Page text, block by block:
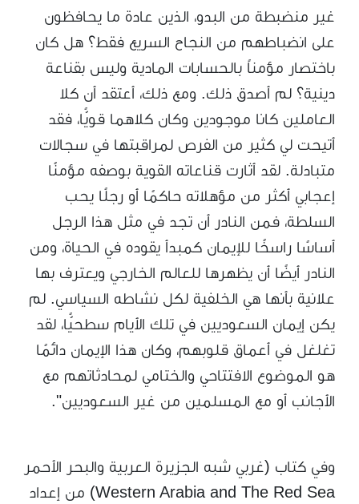
غير منضبطة من البدو، الذين عادة ما يحافظون
على انضباطهم من النجاح السريع فقط؟ هل كان
باختصار مؤمناً بالحسابات المادية وليس بقناعة
دينية؟ لم أصدق ذلك. ومع ذلك، أعتقد أن كلا
العاملين كانا موجودين وكان كلاهما قويًّا، فقد
أتيحت لي كثير من الفرص لمراقبتها في سجالات
متبادلة. لقد أثارت قناعاته القوية بوصفه مؤمنًا
إعجابي أكثر من مؤهلاته حاكمًا أو رجلًا يحب
السلطة، فمن النادر أن تجد في مثل هذا الرجل
أساسًا راسخًا للإيمان كمبدأ يقوده في الحياة، ومن
النادر أيضًا أن يظهرها للعالم الخارجي ويعترف بها
علانية بأنها هي الخلفية لكل نشاطه السياسي. لم
يكن إيمان السعوديين في تلك الأيام سطحيًّا، لقد
تغلغل في أعماق قلوبهم، وكان هذا الإيمان دائمًا
هو الموضوع الافتتاحي والختامي لمحادثاتهم مع
الأجانب أو مع المسلمين من غير السعوديين".
وفي كتاب (غربي شبه الجزيرة العربية والبحر الأحمر
Western Arabia and The Red Sea) من إعداد